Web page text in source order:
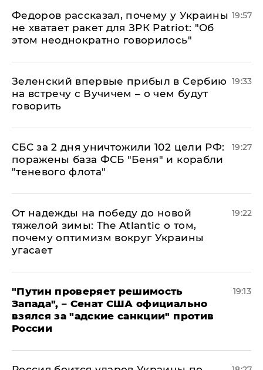
Федоров рассказал, почему у Украины
не хватает ракет для ЗРК Patriot: "Об
этом неоднократно говорилось"
19:57
Зеленский впервые прибыл в Сербию
на встречу с Вучичем – о чем будут
говорить
19:33
СБС за 2 дня уничтожили 102 цели РФ:
поражены база ФСБ "Беня" и корабли
"теневого флота"
19:27
От надежды на победу до новой
тяжелой зимы: The Atlantic о том,
почему оптимизм вокруг Украины
угасает
19:22
"Путин проверяет решимость
Запада", – Сенат США официально
взялся за "адские санкции" против
России
19:13